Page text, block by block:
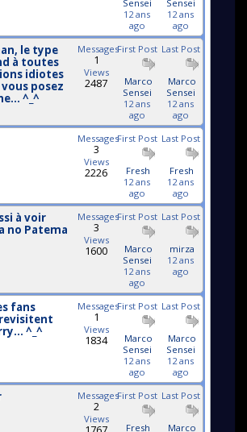
Sensei
12 ans
ago
Sensei
12 ans
ago
le type
à toutes
idiotes
posez
^_^
Last Post
Marco
Sensei
12 ans
ago
First Post
Marco
Sensei
12 ans
ago
Messages
1
Views
2487
Last Post
Fresh
12 ans
ago
First Post
Fresh
12 ans
ago
Messages
3
Views
2226
à voir
no Patema
Last Post
mirza
12 ans
ago
First Post
Marco
Sensei
12 ans
ago
Messages
3
Views
1600
fans
^_^
Last Post
Marco
Sensei
12 ans
ago
First Post
Marco
Sensei
12 ans
ago
Messages
1
Views
1834
Last Post
Marco
First Post
Fresh
Messages
2
Views